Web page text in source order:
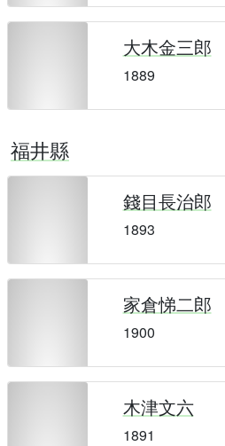
大木金三郎
1889
福井縣
錢目長治郎
1893
家倉悌二郎
1900
木津文六
1891